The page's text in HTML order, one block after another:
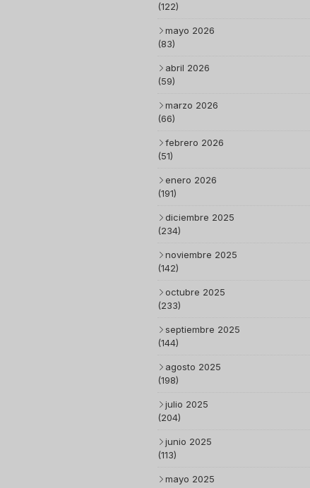
(122)
mayo 2026
(83)
abril 2026
(59)
marzo 2026
(66)
febrero 2026
(51)
enero 2026
(191)
diciembre 2025
(234)
noviembre 2025
(142)
octubre 2025
(233)
septiembre 2025
(144)
agosto 2025
(198)
julio 2025
(204)
junio 2025
(113)
mayo 2025